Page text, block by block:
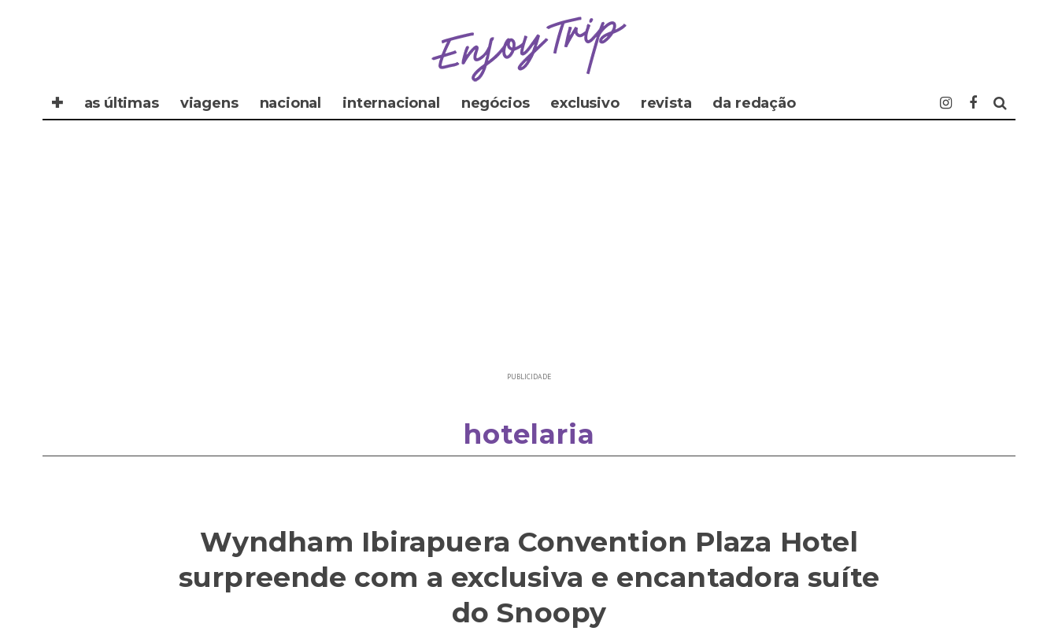
✚ as últimas viagens nacional internacional negócios exclusivo revista da redação
PUBLICIDADE
hotelaria
Wyndham Ibirapuera Convention Plaza Hotel
surpreende com a exclusiva e encantadora suíte
do Snoopy